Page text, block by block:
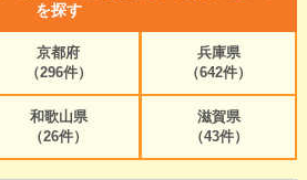
を探す
京都府
（296件）
兵庫県
（642件）
和歌山県
（26件）
滋賀県
（43件）